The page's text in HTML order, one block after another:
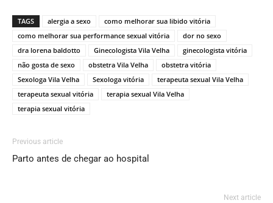
TAGS alergia a sexo
como melhorar sua libido vitória
como melhorar sua performance sexual vitória
dor no sexo
dra lorena baldotto
Ginecologista Vila Velha
ginecologista vitória
não gosta de sexo
obstetra Vila Velha
obstetra vitória
Sexologa Vila Velha
Sexologa vitória
terapeuta sexual Vila Velha
terapeuta sexual vitória
terapia sexual Vila Velha
terapia sexual vitória
Previous article
Parto antes de chegar ao hospital
Next article